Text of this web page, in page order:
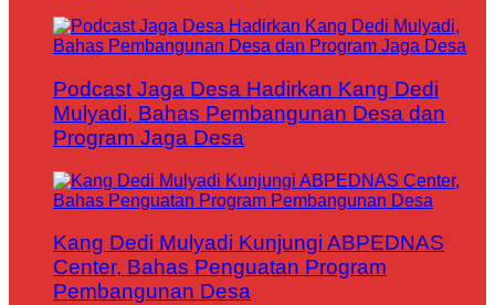
Podcast Jaga Desa Hadirkan Kang Dedi
Mulyadi, Bahas Pembangunan Desa dan
Program Jaga Desa
Kang Dedi Mulyadi Kunjungi ABPEDNAS
Center, Bahas Penguatan Program
Pembangunan Desa